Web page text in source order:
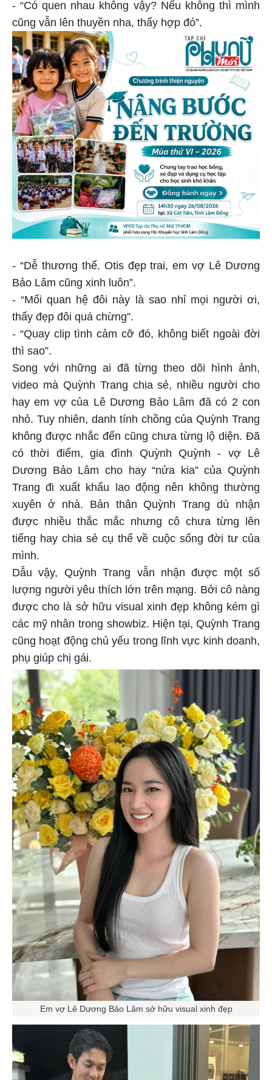
- “Có quen nhau không vậy? Nếu không thì mình
cũng vẫn lên thuyền nha, thấy hợp đó”.
- “Dễ thương thế. Otis đẹp trai, em vợ Lê Dương
Bảo Lâm cũng xinh luôn”.
- “Mối quan hệ đôi này là sao nhỉ mọi người ơi,
thấy đẹp đôi quá chừng”.
- “Quay clip tình cảm cỡ đó, không biết ngoài đời
thì sao”.
Song với những ai đã từng theo dõi hình ảnh,
video mà Quỳnh Trang chia sẻ, nhiều người cho
hay em vợ của Lê Dương Bảo Lâm đã có 2 con
nhỏ. Tuy nhiên, danh tính chồng của Quỳnh Trang
không được nhắc đến cũng chưa từng lộ diện. Đã
có thời điểm, gia đình Quỳnh Quỳnh - vợ Lê
Dương Bảo Lâm cho hay “nửa kia” của Quỳnh
Trang đi xuất khẩu lao động nên không thường
xuyên ở nhà. Bản thân Quỳnh Trang dù nhận
được nhiều thắc mắc nhưng cô chưa từng lên
tiếng hay chia sẻ cụ thể về cuộc sống đời tư của
mình.
Dẫu vậy, Quỳnh Trang vẫn nhận được một số
lượng người yêu thích lớn trên mạng. Bởi cô nàng
được cho là sở hữu visual xinh đẹp không kém gì
các mỹ nhân trong showbiz. Hiện tại, Quỳnh Trang
cũng hoạt động chủ yếu trong lĩnh vực kinh doanh,
phụ giúp chị gái.
Em vợ Lê Dương Bảo Lâm sở hữu visual xinh đẹp